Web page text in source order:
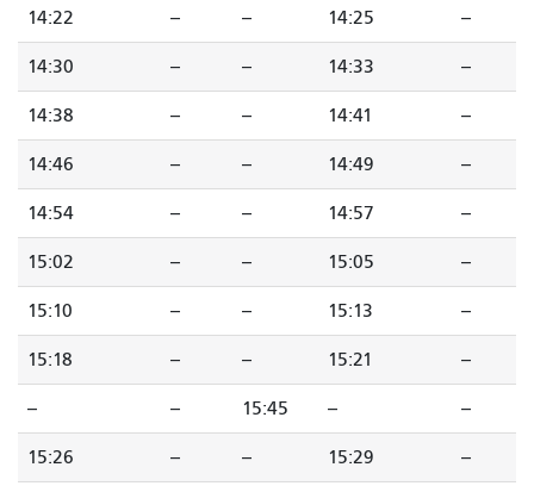
14:22 -- -- 14:25 --
14:30 -- -- 14:33 --
14:38 -- -- 14:41 --
14:46 -- -- 14:49 --
14:54 -- -- 14:57 --
15:02 -- -- 15:05 --
15:10 -- -- 15:13 --
15:18 -- -- 15:21 --
-- -- 15:45 -- --
15:26 -- -- 15:29 --